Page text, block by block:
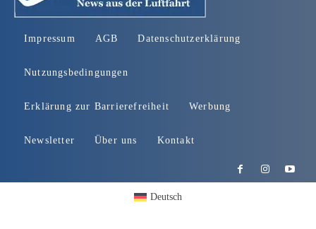
Impressum AGB Datenschutzerklärung
Nutzungsbedingungen
Erklärung zur Barrierefreiheit Werbung
Newsletter Über uns Kontakt
Deutsch